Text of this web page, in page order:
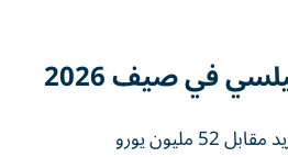
في صيف 2026
مليون يورو